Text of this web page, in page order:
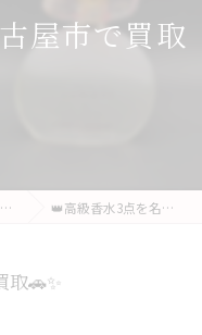
屋市で買取
👑高級香水3点を名古屋市で買取🚗✨
🚗✨